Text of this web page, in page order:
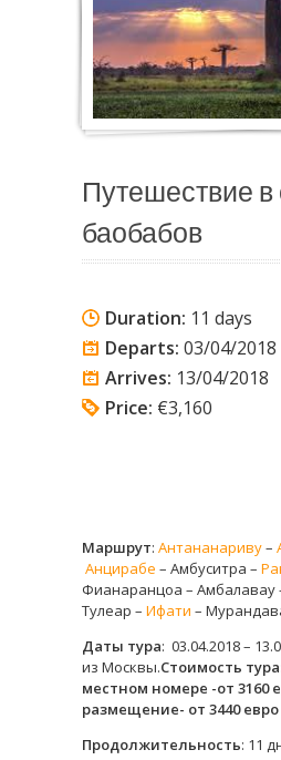
Путешествие в
баобабов
Duration: 11 days
Departs: 03/04/2018
Arrives: 13/04/2018
Price: €3,160
Маршрут: Антананариву–
Анцирабе – Амбуситра –
Фианаранцоа – Амбалавау
Тулеар – Ифати –
Даты тура: 03.04.2018 –
из Москвы.Стоимость
местном номере -от 3160
размещение- от 3440 евро
Продолжительность: 11